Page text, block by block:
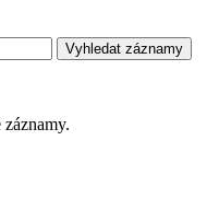
Vyhledat záznamy